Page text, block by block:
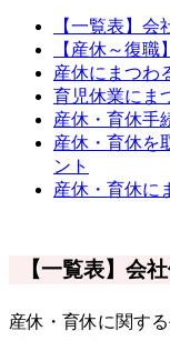
【一覧表】
【産休～復
産休にまつわ
育児休業にま
産休・育休手
産休・育休を
ント
産休・育休に
【一覧表】会
産休・育休に関す